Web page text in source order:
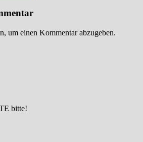
um einen Kommentar abzugeben.